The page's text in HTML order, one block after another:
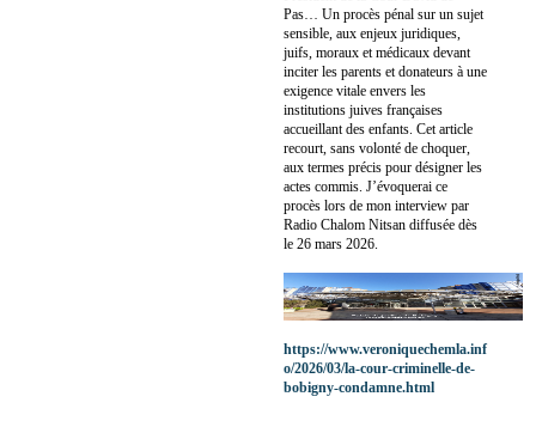
Pas… Un procès pénal sur un sujet
sensible, aux enjeux juridiques,
juifs, moraux et médicaux devant
inciter les parents et donateurs à une
exigence vitale envers les
institutions juives françaises
accueillant des enfants. Cet article
recourt, sans volonté de choquer,
aux termes précis pour désigner les
actes commis. J’évoquerai ce
procès lors de mon interview par
Radio Chalom Nitsan diffusée dès
le 26 mars 2026.
https://www.veroniquechemla.inf
o/2026/03/la-cour-criminelle-de-
bobigny-condamne.html